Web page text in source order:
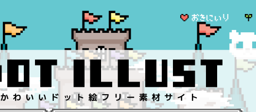
かわいいドット絵フリー素材サイト